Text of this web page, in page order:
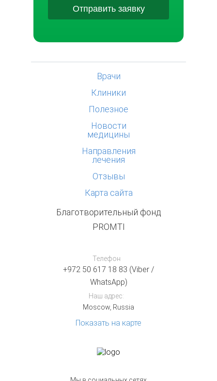
Отправить заявку
Телефон
+972 50 617 18 83 (Viber /
WhatsApp)
Наш адрес:
Moscow, Russia
Показать на карте
Врачи
Клиники
Полезное
Новости
медицины
Направления
лечения
Отзывы
Карта сайта
Благотворительный фонд
PROMTI